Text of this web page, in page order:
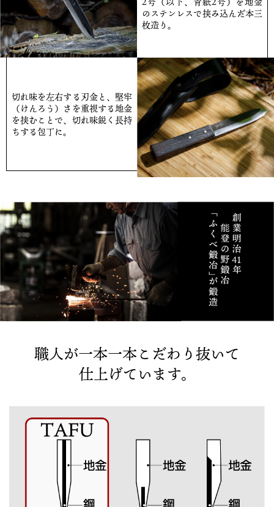
のステンレスで挟み込んだ本三
枚造り。
切れ味を左右する刃金と、堅牢
（けんろう）さを重視する地金
を挟むことで、切れ味鋭く長持
ちする包丁に。
職人が一本一本こだわり抜いて
仕上げています。